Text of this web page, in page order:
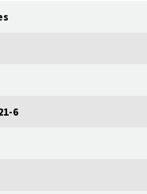
é um dos principais
da América Latina,
6